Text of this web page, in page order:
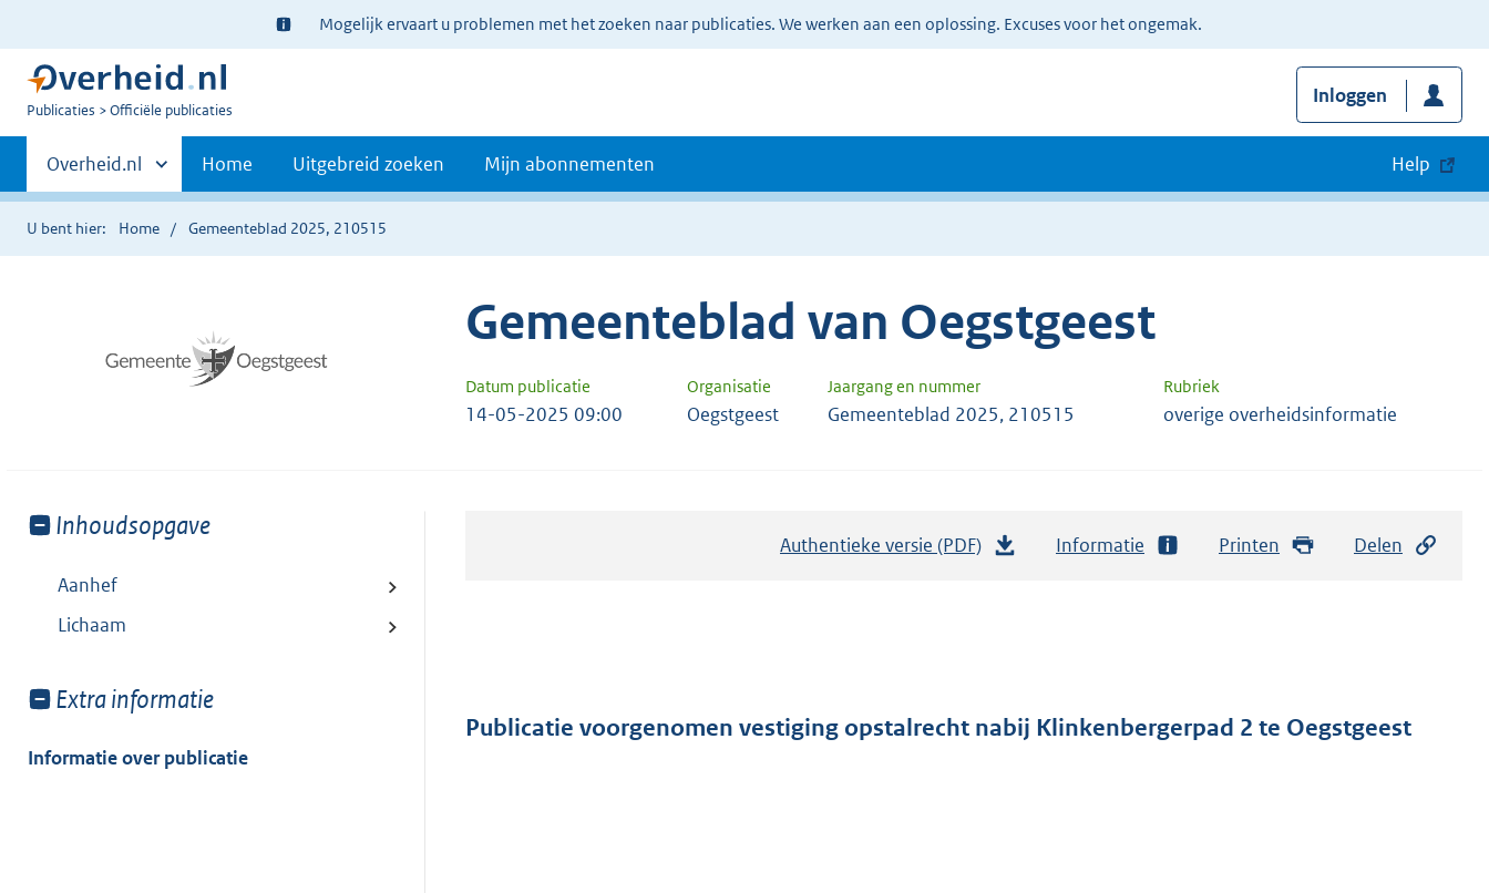
Ter
informatie:
Mogelijk ervaart u problemen met het zoeken naar publicaties. We werken aan een oplossing. Excuses voor het ongemak.
U
Publicaties Officiële publicaties
Inloggen
Primaire
navigatie
Andere
sites
binnen
Overheid.nl Home Uitgebreid zoeken Mijn abonnementen Help
U bent hier: Home Gemeenteblad 2025, 210515
Gemeenteblad van Oegstgeest
Datum publicatie Organisatie Jaargang en nummer Rubriek
14-05-2025 09:00 Oegstgeest Gemeenteblad 2025, 210515 overige overheidsinformatie
Toon
van:
Inhoudsopgave
Aanhef
Lichaam
Toon
van:
Extra informatie
Informatie over publicatie
Authentieke versie (PDF)
d
Informatie Printen Delen
Publicatie voorgenomen vestiging opstalrecht nabij Klinkenbergerpad 2 te Oegstgeest